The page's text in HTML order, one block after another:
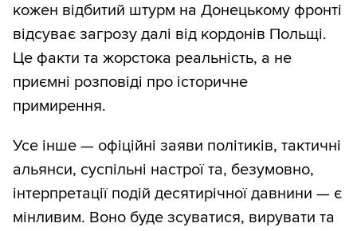
кожен відбитий штурм на Донецькому фронті
відсуває загрозу далі від кордонів Польщі.
Це факти та жорстока реальність, а не
приємні розповіді про історичне
примирення.
Усе інше — офіційні заяви політиків, тактичні
альянси, суспільні настрої та, безумовно,
інтерпретації подій десятирічної давнини — є
мінливим. Воно буде зсуватися, вирувати та